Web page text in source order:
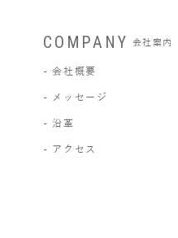
COMPANY 会社案内
会社概要
メッセージ
沿革
アクセス